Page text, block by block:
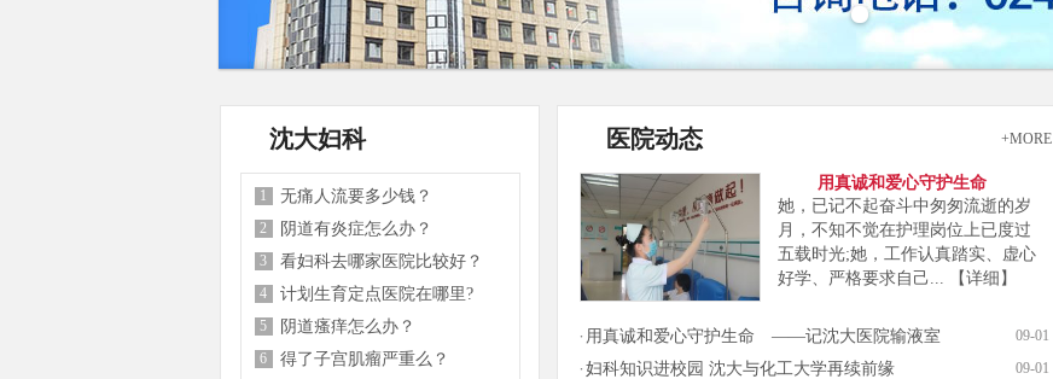
沈大妇科
1 无痛人流要多少钱？
2 阴道有炎症怎么办？
3 看妇科去哪家医院比较好？
4 计划生育定点医院在哪里?
5 阴道瘙痒怎么办？
6 得了子宫肌瘤严重么？
医院动态 +MORE
用真诚和爱心守护生命
她，已记不起奋斗中匆匆流逝的岁
月，不知不觉在护理岗位上已度过
五载时光;她，工作认真踏实、虚心
好学、严格要求自己...
【详细】
用真诚和爱心守护生命 ——记沈大医院输液室 09-01
妇科知识进校园 沈大与化工大学再续前缘 09-01